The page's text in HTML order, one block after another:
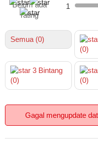
Belum ada
rating
1
Semua (0)
(0)
3 Bintang
(0)
(0)
Gagal mengupdate